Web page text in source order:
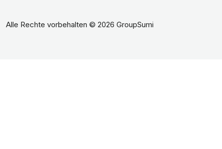
Alle Rechte vorbehalten © 2026 GroupSumi